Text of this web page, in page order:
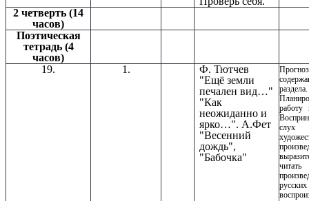
2 четверть (14
часов)
Поэтическая
тетрадь (4
часов)
19.
1.
Ф. Тютчев
"Ещё земли
печален вид…"
"Как
неожиданно и
ярко…". А.Фет
"Весенний
дождь",
"Бабочка"
раздела.
работу
слух
читать